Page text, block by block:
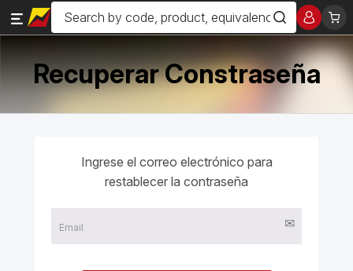
Recuperar Constraseña
Ingrese el correo electrónico para
restablecer la contraseña